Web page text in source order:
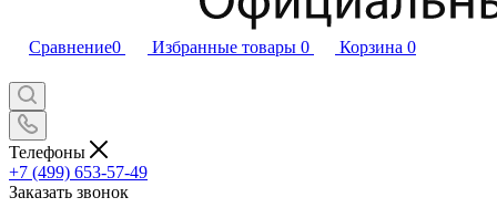
Сравнение0 Избранные товары 0 Корзина 0
Телефоны
+7 (499) 653-57-49
Заказать звонок